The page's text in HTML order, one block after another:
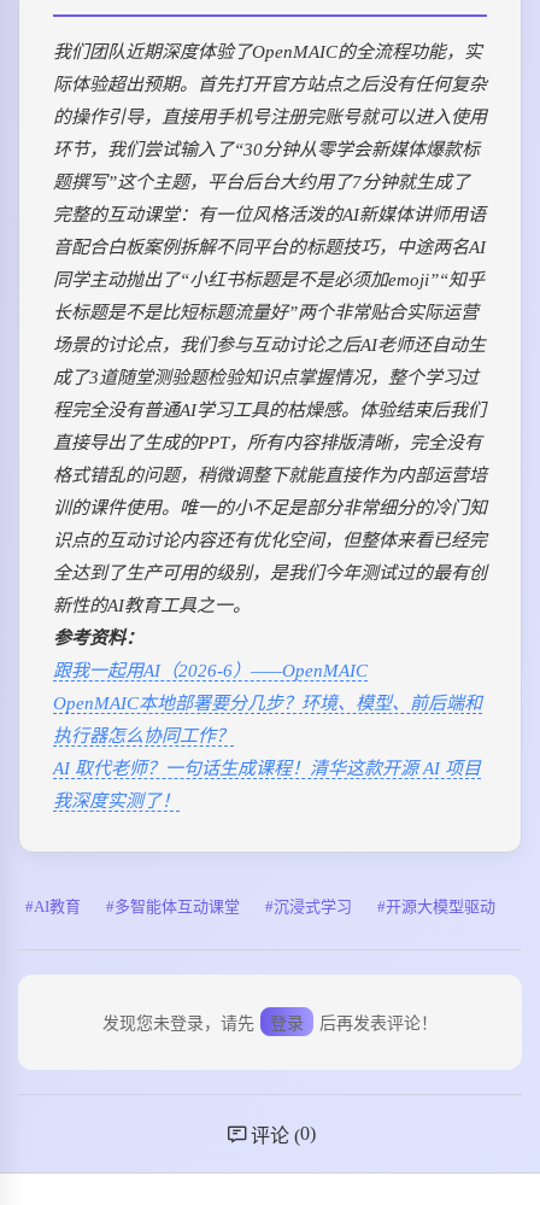
我们团队近期深度体验了OpenMAIC的全流程功能，实
际体验超出预期。首先打开官方站点之后没有任何复杂
的操作引导，直接用手机号注册完账号就可以进入使用
环节，我们尝试输入了“30分钟从零学会新媒体爆款标
题撰写”这个主题，平台后台大约用了7分钟就生成了
完整的互动课堂：有一位风格活泼的AI新媒体讲师用语
音配合白板案例拆解不同平台的标题技巧，中途两名AI
同学主动抛出了“小红书标题是不是必须加emoji”“知乎
长标题是不是比短标题流量好”两个非常贴合实际运营
场景的讨论点，我们参与互动讨论之后AI老师还自动生
成了3道随堂测验题检验知识点掌握情况，整个学习过
程完全没有普通AI学习工具的枯燥感。体验结束后我们
直接导出了生成的PPT，所有内容排版清晰，完全没有
格式错乱的问题，稍微调整下就能直接作为内部运营培
训的课件使用。唯一的小不足是部分非常细分的冷门知
识点的互动讨论内容还有优化空间，但整体来看已经完
全达到了生产可用的级别，是我们今年测试过的最有创
新性的AI教育工具之一。
参考资料：
跟我一起用AI（2026-6）——OpenMAIC
OpenMAIC本地部署要分几步？环境、模型、前后端和
执行器怎么协同工作？
AI 取代老师？一句话生成课程！清华这款开源 AI 项目
我深度实测了！
AI教育 多智能体互动课堂 沉浸式学习 开源大模型驱动
发现您未登录，请先 登录 后再发表评论！
评论 (0)